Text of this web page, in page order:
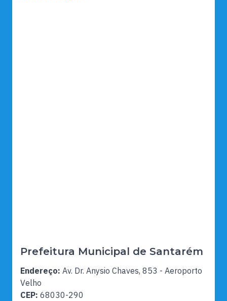
Prefeitura Municipal de Santarém
Endereço: Av. Dr. Anysio Chaves, 853 - Aeroporto
Velho
CEP: 68030-290